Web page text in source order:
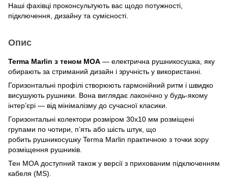
Наші фахівці проконсультують вас щодо потужності,
підключення, дизайну та сумісності.
Опис
Terma Marlin з теном MOA — електрична рушникосушка, яку
обирають за стриманий дизайн і зручність у використанні.
Горизонтальні профілі створюють гармонійний ритм і швидко
висушують рушники. Вона виглядає лаконічно у будь-якому
інтер’єрі — від мінімалізму до сучасної класики.
Горизонтальні колектори розміром 30х10 мм розміщені
групами по чотири, п’ять або шість штук, що
робить рушникосушку Terma Marlin практичною з точки зору
розміщення рушників.
Тен МОА доступний також у версії з прихованим підключенням
кабеля (MS).